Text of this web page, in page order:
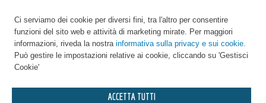
Ci serviamo dei cookie per diversi fini, tra l'altro per consentire
funzioni del sito web e attività di marketing mirate. Per maggiori
informazioni, riveda la nostrainformativa sulla privacy e sui cookie.
Può gestire le impostazioni relative ai cookie, cliccando su 'Gestisci
Cookie'
ACCETTA TUTTI